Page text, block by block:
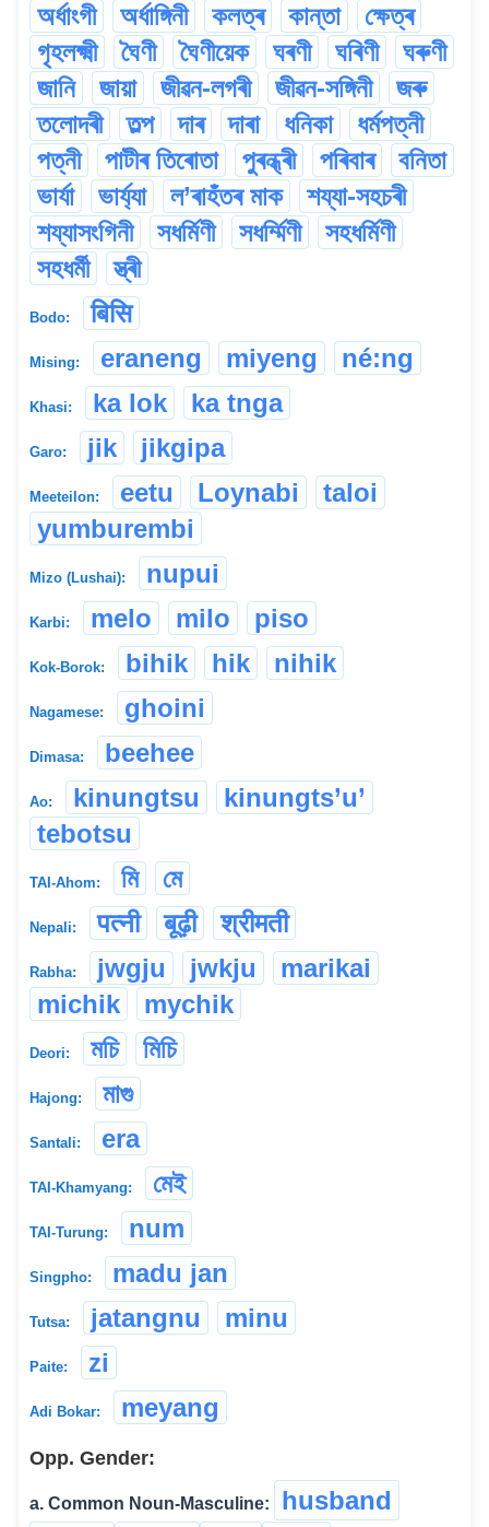
অৰ্ধাংগী
অৰ্ধাঙ্গিনী কলত্ৰ কান্তা
ক্ষেত্ৰ
গৃহলক্ষ্মী
ঘৈণী ঘৈণীয়েক ঘৰণী ঘৰিণী
ঘৰুণী
জানি
জায়া জীৱন-লগৰী জীৱন-সঙ্গিনী
জৰু
তলোদৰী
তল্প দাৰ দাৰা ধনিকা
ধৰ্মপত্নী
পত্নী
পাটীৰ তিৰোতা পুৰন্ধ্ৰী পৰিবাৰ
বনিতা
ভাৰ্যা
ভাৰ্য্যা ল’ৰাহঁতৰ মাক
শয্যা-সহচৰী
শয্যাসংগিনী
সধৰ্মিণী সধৰ্ম্মিণী
সহধৰ্মিণী
সহধৰ্মী
স্ত্ৰী
Bodo: बिसि
Mising: eraneng miyeng né:ng
Khasi: ka lok ka tnga
Garo: jik jikgipa
Meeteilon: eetu Loynabi
taloi
yumburembi
Mizo (Lushai): nupui
Karbi: melo milo piso
Kok-Borok: bihik hik nihik
Nagamese: ghoini
Dimasa: beehee
Ao: kinungtsu
kinungts’u’
tebotsu
TAI-Ahom: মি মে
Nepali: पत्नी बूढ़ी श्रीमती
Rabha: jwgju jwkju
marikai
michik
mychik
Deori: মচি মিচি
Hajong: মাগু
Santali: era
TAI-Khamyang: মেই
TAI-Turung: num
Singpho: madu jan
Tutsa: jatangnu minu
Paite: zi
Adi Bokar: meyang
Opp. Gender:
a. Common Noun-Masculine: husband